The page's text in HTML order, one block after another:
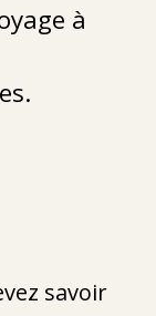
à
savoir